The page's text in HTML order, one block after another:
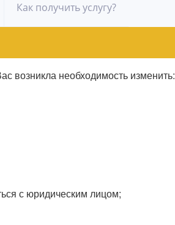
Как получить услугу?
возникла необходимость изменить:
с юридическим лицом;